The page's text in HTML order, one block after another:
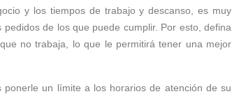
y los tiempos de trabajo y descanso, es muy
de los que puede cumplir. Por esto, defina
no trabaja, lo que le permitirá tener una mejor
un límite a los horarios de atención de su